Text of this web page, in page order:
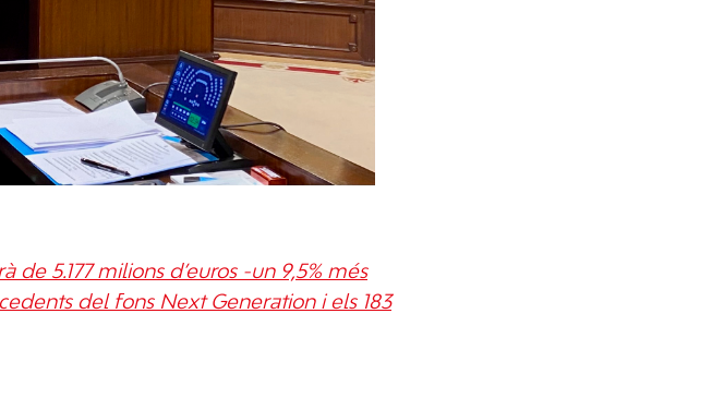
5.177 milions d’euros -un 9,5% més
del fons Next Generation i els 183